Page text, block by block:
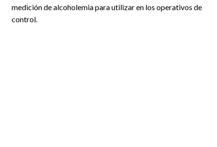
medición de alcoholemia para utilizar en los operativos de
control.